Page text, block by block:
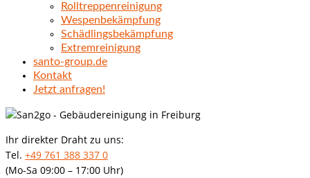
Rolltreppenreinigung
Wespenbekämpfung
Schädlingsbekämpfung
Extremreinigung
santo-group.de
Kontakt
Jetzt anfragen!
Ihr direkter Draht zu uns:
Tel. +49 761 388 337 0
(Mo-Sa 09:00 – 17:00 Uhr)